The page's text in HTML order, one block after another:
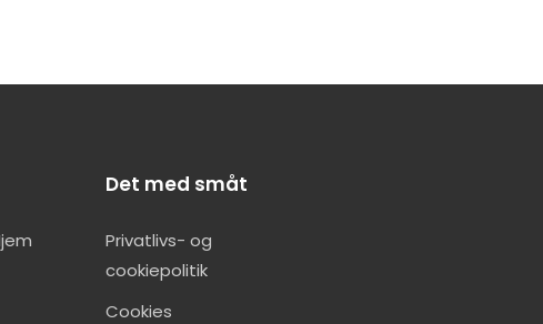
Det med småt
Privatlivs- og
cookiepolitik
Cookies